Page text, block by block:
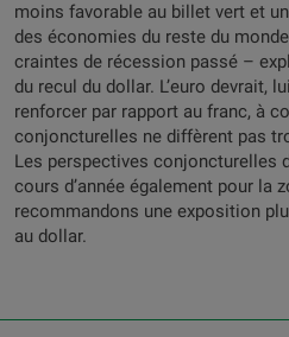
moins favorable au billet vert et
des économies du reste du
craintes de récession passé –
du recul du dollar. L’euro devrait,
renforcer par rapport au franc, à
conjoncturelles ne diffèrent pas
Les perspectives conjoncturelles
cours d’année également pour la
recommandons une exposition
au dollar.